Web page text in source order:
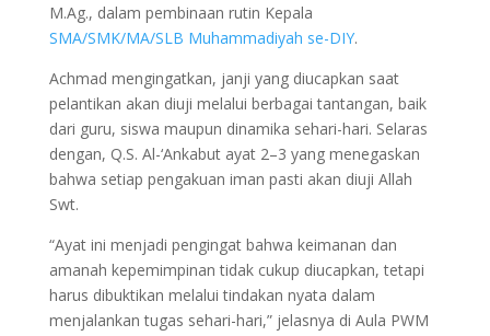
M.Ag., dalam pembinaan rutin Kepala
SMA/SMK/MA/SLB Muhammadiyah se-DIY.
Achmad mengingatkan, janji yang diucapkan saat
pelantikan akan diuji melalui berbagai tantangan, baik
dari guru, siswa maupun dinamika sehari-hari. Selaras
dengan, Q.S. Al-‘Ankabut ayat 2–3 yang menegaskan
bahwa setiap pengakuan iman pasti akan diuji Allah
Swt.
“Ayat ini menjadi pengingat bahwa keimanan dan
amanah kepemimpinan tidak cukup diucapkan, tetapi
harus dibuktikan melalui tindakan nyata dalam
menjalankan tugas sehari-hari,” jelasnya di Aula PWM